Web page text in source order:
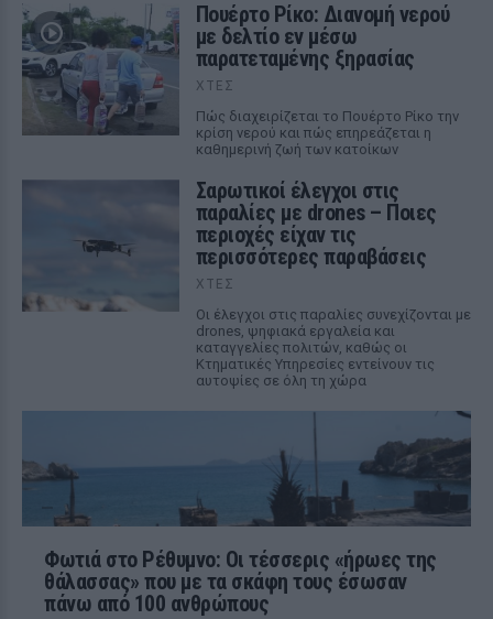
Πουέρτο Ρίκο: Διανομή νερού
με δελτίο εν μέσω
παρατεταμένης ξηρασίας
ΧΤΕΣ
Πώς διαχειρίζεται το Πουέρτο Ρίκο την
κρίση νερού και πώς επηρεάζεται η
καθημερινή ζωή των κατοίκων
Σαρωτικοί έλεγχοι στις
παραλίες με drones – Ποιες
περιοχές είχαν τις
περισσότερες παραβάσεις
ΧΤΕΣ
Οι έλεγχοι στις παραλίες συνεχίζονται με
drones, ψηφιακά εργαλεία και
καταγγελίες πολιτών, καθώς οι
Κτηματικές Υπηρεσίες εντείνουν τις
αυτοψίες σε όλη τη χώρα
Φωτιά στο Ρέθυμνο: Οι τέσσερις «ήρωες της
θάλασσας» που με τα σκάφη τους έσωσαν
πάνω από 100 ανθρώπους